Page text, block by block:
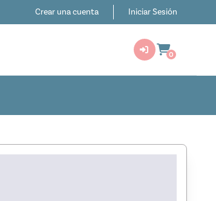
Crear una cuenta Iniciar Sesión
0